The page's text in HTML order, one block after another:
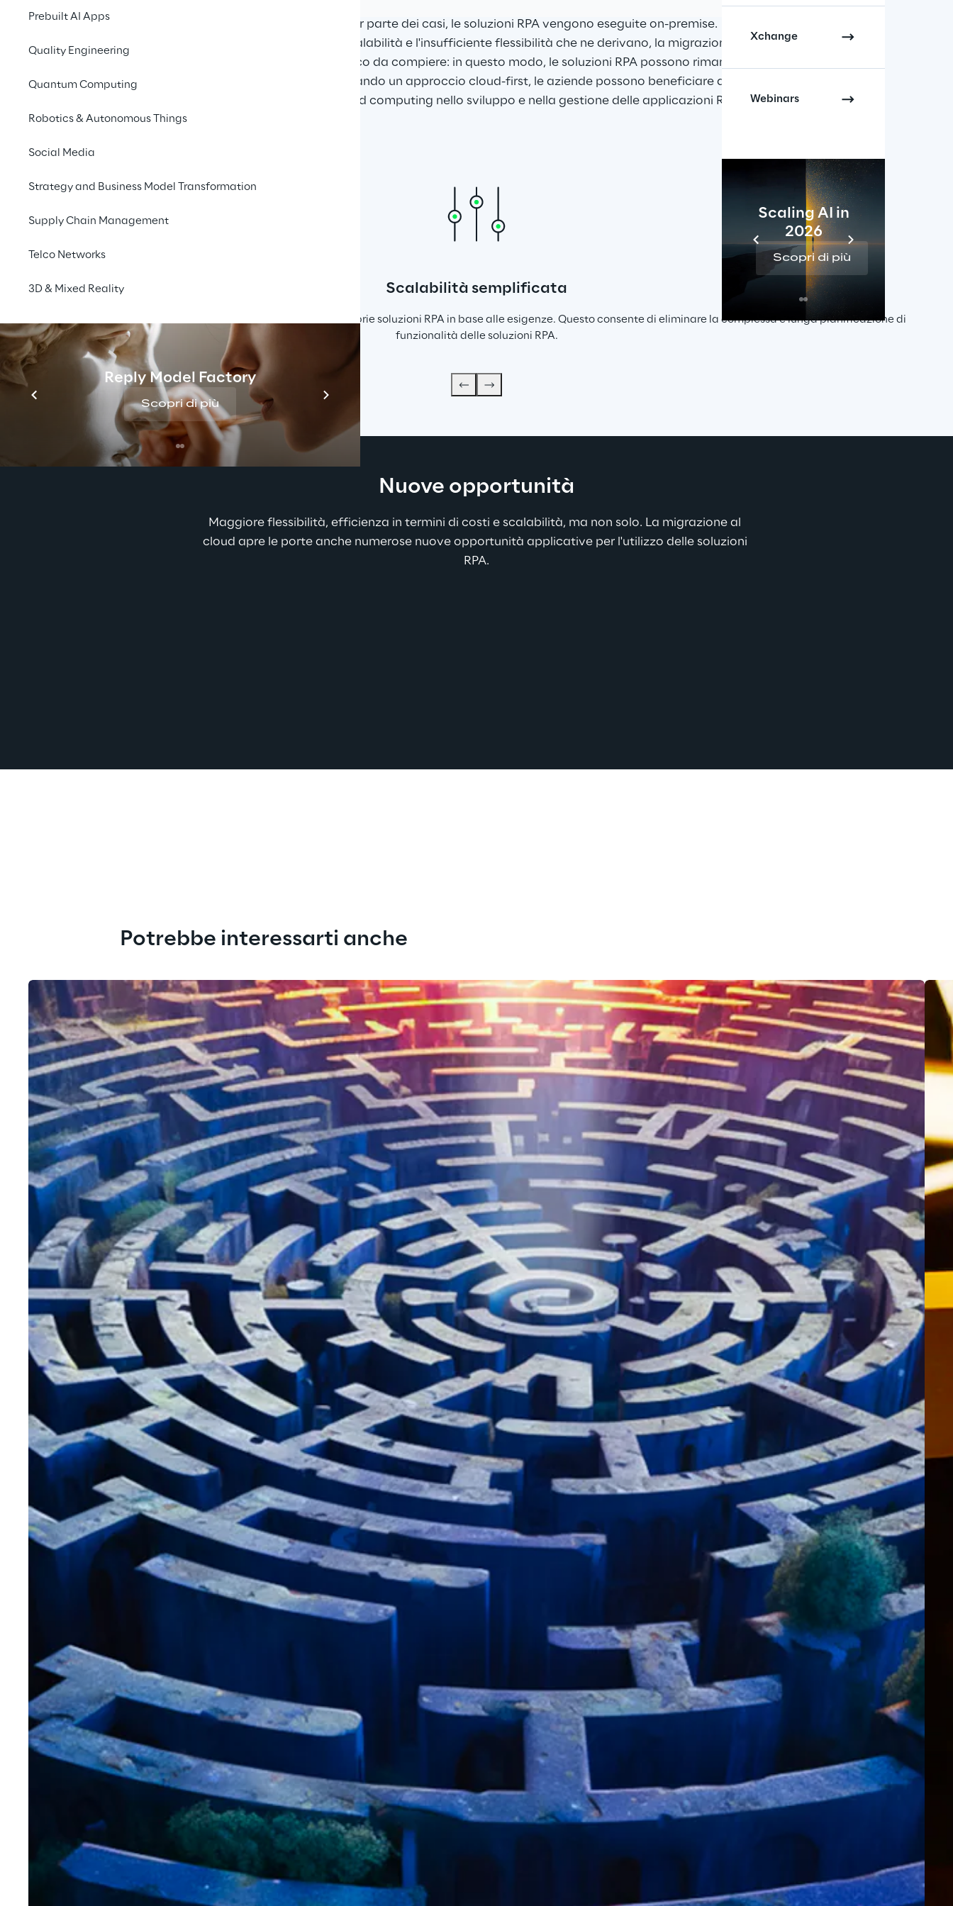
Prebuilt AI Apps
Quality Engineering
Quantum Computing
Robotics & Autonomous Things
Social Media
Strategy and Business Model Transformation
Supply Chain Management
Telco Networks
3D & Mixed Reality
Reply Model Factory
Scopri di più
Prebuilt AI Apps
Xchange
Webinars
Scaling AI in
2026
Scopri di più
Ad oggi, nella maggior parte dei casi, le soluzioni RPA vengono eseguite on-premise.
Considerando la scarsa scalabilità e l'insufficiente flessibilità che ne derivano, la migrazione al
cloud è ormai il passo logico da compiere: in questo modo, le soluzioni RPA possono rimanere
valide e competitive. Adottando un approccio cloud-first, le aziende possono beneficiare anche
dei noti vantaggi del cloud computing nello sviluppo e nella gestione delle applicazioni RPA.
Scalabilità semplificata
Grazie al cloud, le aziende possono facilmente scalare le proprie soluzioni RPA in base alle esigenze. Questo consente di eliminare la complessa e lunga pianificazione di
funzionalità delle soluzioni RPA.
Nuove opportunità
Maggiore flessibilità, efficienza in termini di costi e scalabilità, ma non solo. La migrazione al
cloud apre le porte anche numerose nuove opportunità applicative per l'utilizzo delle soluzioni
RPA.
Potrebbe interessarti anche